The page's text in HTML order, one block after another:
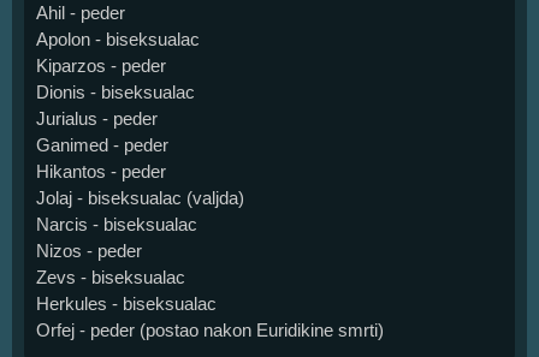
Ahil - peder
Apolon - biseksualac
Kiparzos - peder
Dionis - biseksualac
Jurialus - peder
Ganimed - peder
Hikantos - peder
Jolaj - biseksualac (valjda)
Narcis - biseksualac
Nizos - peder
Zevs - biseksualac
Herkules - biseksualac
Orfej - peder (postao nakon Euridikine smrti)